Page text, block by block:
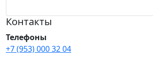
Контакты
Телефоны
+7 (953) 000 32 04